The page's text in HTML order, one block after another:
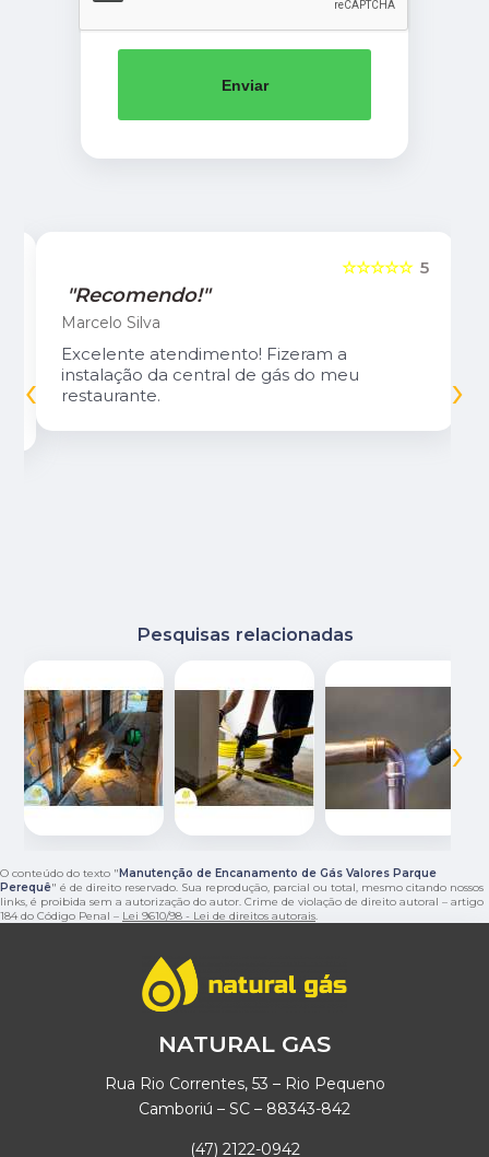
Enviar
5
☆☆☆☆☆
"Recomendo!"
Marcelo Silva
Excelente atendimento! Fizeram a
instalação da central de gás do meu
restaurante.
‹ ›
Pesquisas relacionadas
‹ ›
O conteúdo do texto " Manutenção de Encanamento de Gás Valores Parque
Perequê" é de direito reservado. Sua reprodução, parcial ou total, mesmo citando nossos
links, é proibida sem a autorização do autor. Crime de violação de direito autoral – artigo
184 do Código Penal – Lei 9610/98 - Lei de direitos autorais.
NATURAL GAS
Rua Rio Correntes, 53 – Rio Pequeno
Camboriú – SC – 88343-842
(47) 2122-0942